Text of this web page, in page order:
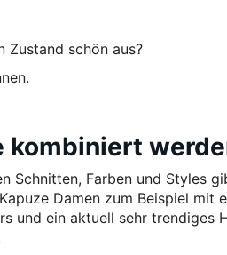
Zustand schön aus?
kombiniert
Schnitten, Farben und Styles
Damen zum Beispiel mit
und ein aktuell sehr trendiges